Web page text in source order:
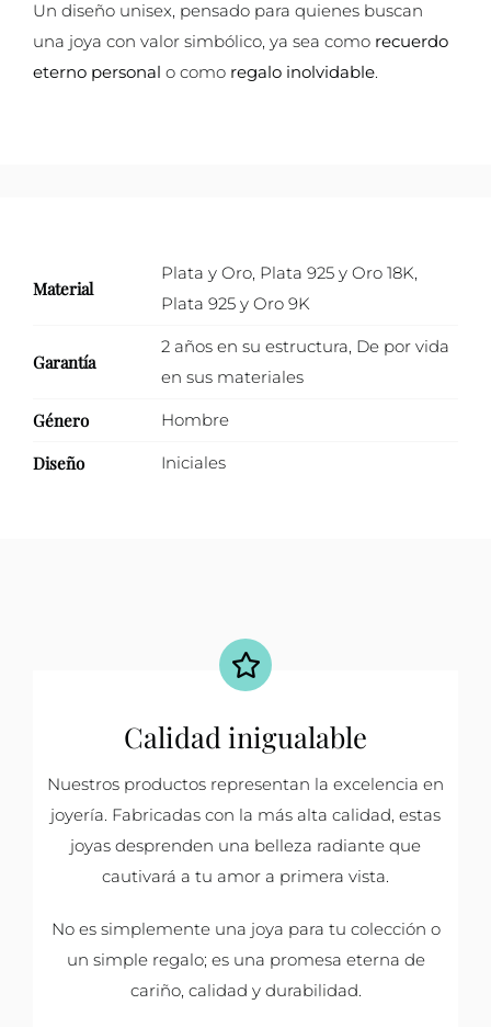
Un diseño unisex, pensado para quienes buscan
una joya con valor simbólico, ya sea como recuerdo
eterno personal o como regalo inolvidable.
Material
Plata y Oro, Plata 925 y Oro 18K,
Plata 925 y Oro 9K
Garantía
2 años en su estructura, De por vida
en sus materiales
Género Hombre
Diseño Iniciales
Calidad inigualable
Nuestros productos representan la excelencia en
joyería. Fabricadas con la más alta calidad, estas
joyas desprenden una belleza radiante que
cautivará a tu amor a primera vista.
No es simplemente una joya para tu colección o
un simple regalo; es una promesa eterna de
cariño, calidad y durabilidad.